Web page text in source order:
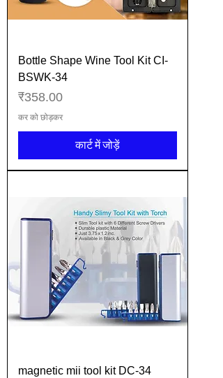
Bottle Shape Wine Tool Kit CI-
BSWK-34
मूल्य
₹358.00
कर को छोड़कर
कार्ट में जोड़ें
magnetic mii tool kit DC-34